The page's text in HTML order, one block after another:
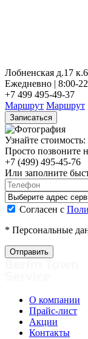
Лобненская д.17 к.6
Ежедневно | 8:00-
+7 499 495-49-37
Маршрут Маршрут
Записаться
Узнайте стоимость:
Просто позвоните
+7 (499) 495-45-76
Или заполните
Согласен с
* Персональные
О компании
Прайс-лист
Акции
Контакты